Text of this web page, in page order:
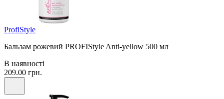
ProfiStyle
Бальзам рожевий PROFIStyle Anti-yellow 500 мл
В наявності
209.00 грн.